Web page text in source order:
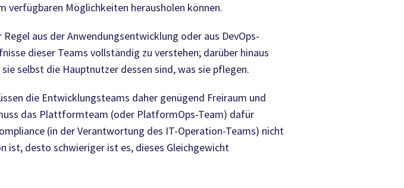
verfügbaren Möglichkeiten herausholen können.
aus der Anwendungsentwicklung oder aus DevOps-
dieser Teams vollständig zu verstehen; darüber hinaus
selbst die Hauptnutzer dessen sind, was sie pflegen.
die Entwicklungsteams daher genügend Freiraum und
das Plattformteam (oder PlatformOps-Team) dafür
(in der Verantwortung des IT-Operation-Teams) nicht
ist, desto schwieriger ist es, dieses Gleichgewicht